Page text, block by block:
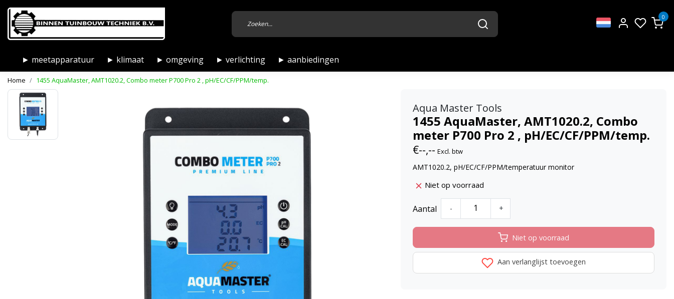
0
► meetapparatuur ► klimaat ► omgeving ► verlichting ► aanbiedingen
Home 1455 AquaMaster, AMT1020.2, Combo meter P700 Pro 2 , pH/EC/CF/PPM/temp.
Aqua Master Tools
1455 AquaMaster, AMT1020.2, Combo
meter P700 Pro 2 , pH/EC/CF/PPM/temp.
€--,-- Excl. btw
AMT1020.2, pH/EC/CF/PPM/temperatuur monitor
Niet op voorraad
Aantal - +
Niet op voorraad
Aan verlanglijst toevoegen